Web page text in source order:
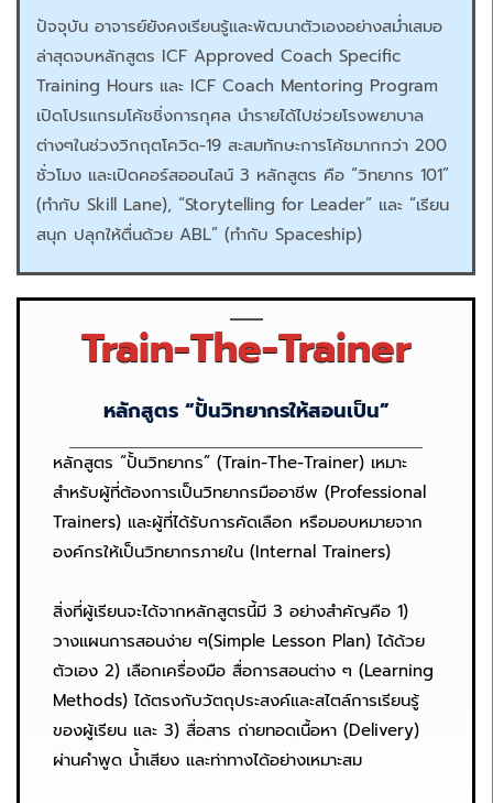
ปัจจุบัน อาจารย์ยังคงเรียนรู้และพัฒนาตัวเองอย่างสม่ำเสมอ
ล่าสุดจบหลักสูตร ICF Approved Coach Specific
Training Hours และ ICF Coach Mentoring Program
เปิดโปรแกรมโค้ชชิ่งการกุศล นำรายได้ไปช่วยโรงพยาบาล
ต่างๆในช่วงวิกฤตโควิด-19 สะสมทักษะการโค้ชมากกว่า 200
ชั่วโมง และเปิดคอร์สออนไลน์ 3 หลักสูตร คือ “วิทยากร 101”
(ทำกับ Skill Lane), “Storytelling for Leader” และ “เรียน
สนุก ปลุกให้ตื่นด้วย ABL” (ทำกับ Spaceship)
Train-The-Trainer
หลักสูตร “ปั้นวิทยากรให้สอนเป็น”
หลักสูตร “ปั้นวิทยากร” (Train-The-Trainer) เหมาะ
สำหรับผู้ที่ต้องการเป็นวิทยากรมืออาชีพ (Professional
Trainers) และผู้ที่ได้รับการคัดเลือก หรือมอบหมายจาก
องค์กรให้เป็นวิทยากรภายใน (Internal Trainers)
สิ่งที่ผู้เรียนจะได้จากหลักสูตรนี้มี 3 อย่างสำคัญคือ 1)
วางแผนการสอนง่าย ๆ(Simple Lesson Plan) ได้ด้วย
ตัวเอง 2) เลือกเครื่องมือ สื่อการสอนต่าง ๆ (Learning
Methods) ได้ตรงกับวัตถุประสงค์และสไตล์การเรียนรู้
ของผู้เรียน และ 3) สื่อสาร ถ่ายทอดเนื้อหา (Delivery)
ผ่านคำพูด น้ำเสียง และท่าทางได้อย่างเหมาะสม